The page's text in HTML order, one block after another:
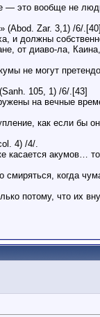
— это вообще не
(Abod. Zar. 3,1) /6/.[40]
и должны
от диаво-ла,
не могут
105, 1) /6/.[43]
на вечные
как если бы
4) /4/.
касается акумов…
смиряться, когда
потому, что их